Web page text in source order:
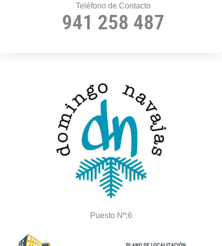
Teléfono de Contacto
941 258 487
Puesto Nº:6